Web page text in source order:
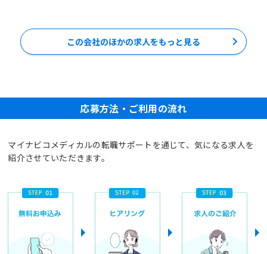
この会社のほかの求人をもっと見る
応募方法・ご利用の流れ
マイナビコメディカルの転職サポートを通じて、気になる求人を
紹介させていただきます。